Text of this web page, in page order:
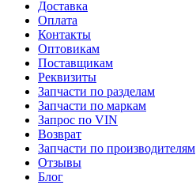
Доставка
Оплата
Контакты
Оптовикам
Поставщикам
Реквизиты
Запчасти по разделам
Запчасти по маркам
Запрос по VIN
Возврат
Запчасти по производителям
Отзывы
Блог